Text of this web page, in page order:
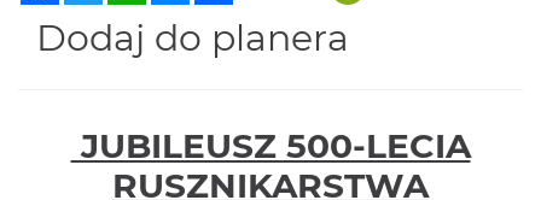
Dodaj do planera
JUBILEUSZ 500-LECIA
RUSZNIKARSTWA